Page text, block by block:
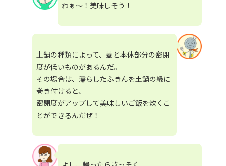
わぁ～！美味しそう！
土鍋の種類によって、蓋と本体部分の密閉
度が低いものがあるんだ。
その場合は、濡らしたふきんを土鍋の縁に
巻き付けると、
密閉度がアップして美味しいご飯を炊くこ
とができるんだぜ！